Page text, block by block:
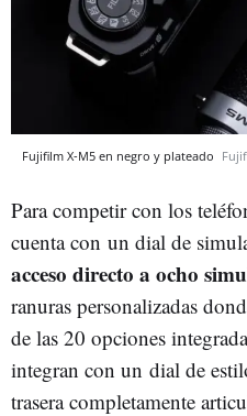
Fujifilm X-M5 en negro y plateado
Para competir con los
cuenta con un dial de
acceso directo a ocho
ranuras personalizadas
de las 20 opciones
integran con un dial de
trasera completamente